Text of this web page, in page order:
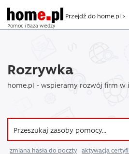
Pomoc i Baza wiedzy
Przejdź do home.pl >
Rozrywka
home.pl - wspieramy rozwój firm w
zmiana hasła do poczty
aktywacja